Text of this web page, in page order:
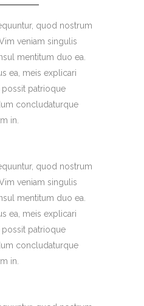
quod nostrum
veniam singulis
mentitum duo ea.
ea, meis explicari
possit patrioque
concludaturque
in.
quod nostrum
veniam singulis
mentitum duo ea.
ea, meis explicari
possit patrioque
concludaturque
in.